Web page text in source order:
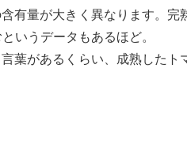
有量が大きく異なります。完
いうデータもあるほど。
葉があるくらい、成熟したト